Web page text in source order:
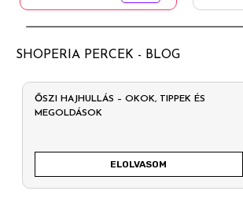
SHOPERIA PERCEK - BLOG
ŐSZI HAJHULLÁS – OKOK, TIPPEK ÉS
MEGOLDÁSOK
ELOLVASOM